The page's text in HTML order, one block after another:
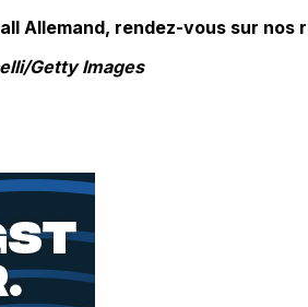
Allemand, rendez-vous sur nos
Getty Images